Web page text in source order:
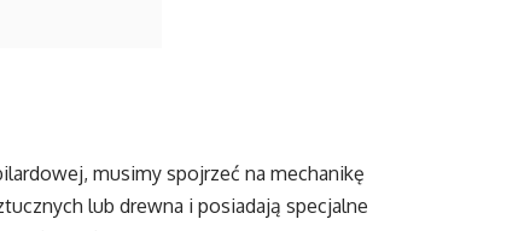
musimy spojrzeć na mechanikę
lub drewna i posiadają specjalne